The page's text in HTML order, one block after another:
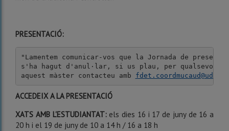
PRESENTACIÓ:
"Lamentem comunicar-vos que la Jornada de
s'ha hagut d'anul·lar, si us plau, per qualsevol
aquest màster contacteu amb
ACCEDEIX A LA PRESENTACIÓ
XATS AMB L'ESTUDIANTAT: els dies 16 i 17 de juny de 16 a
20 h i el 19 de juny de 10 a 14 h / 16 a 18 h